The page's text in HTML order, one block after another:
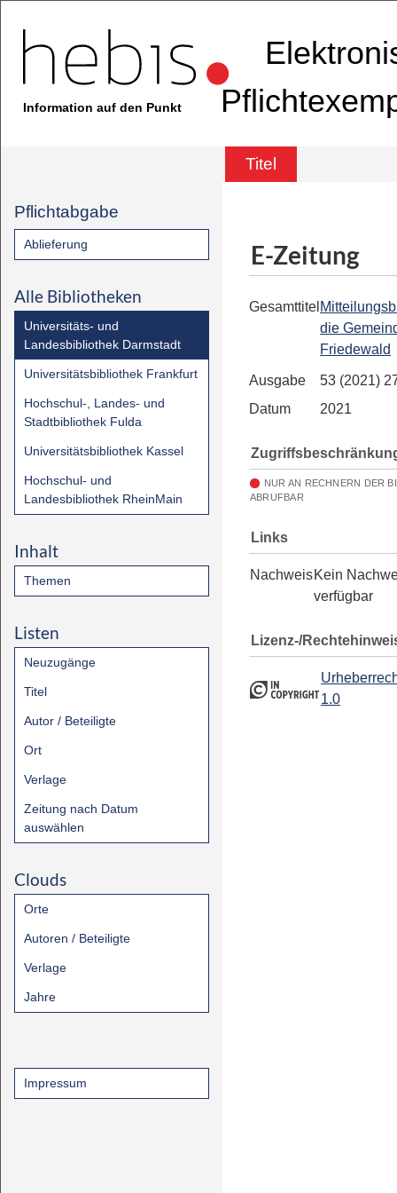
Information auf den Punkt
Titel
Pflichtabgabe
Ablieferung
Alle Bibliotheken
Universitäts- und
Landesbibliothek Darmstadt
Universitätsbibliothek Frankfurt
Hochschul-, Landes- und
Stadtbibliothek Fulda
Universitätsbibliothek Kassel
Hochschul- und
Landesbibliothek RheinMain
Inhalt
Themen
Listen
Neuzugänge
Titel
Autor / Beteiligte
Ort
Verlage
Zeitung nach Datum
auswählen
Clouds
Orte
Autoren / Beteiligte
Verlage
Jahre
Impressum
E-Zeitung
Gesamttitel
die
Friedewald
Ausgabe
53 (2021)
Datum
2021
NUR AN RECHNERN DER
ABRUFBAR
Links
NachweisKein
verfügbar
Lizenz-/
1.0